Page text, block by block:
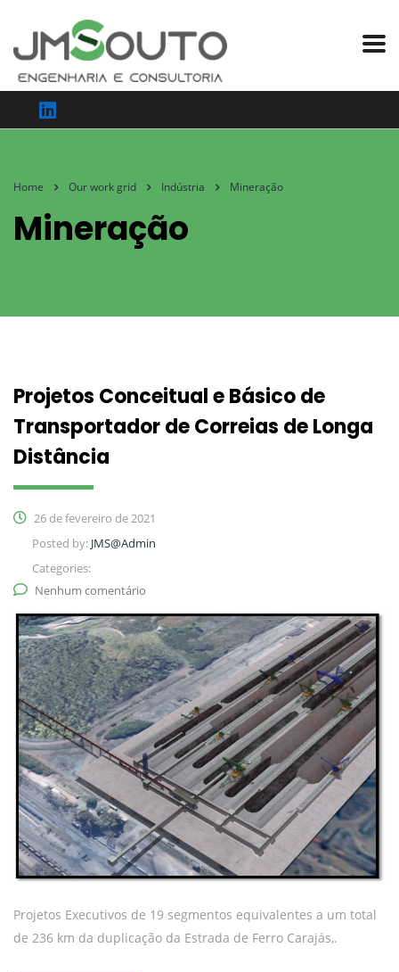
Home Our work grid Indústria Mineração
Mineração
Projetos Conceitual e Básico de
Transportador de Correias de Longa
Distância
26 de fevereiro de 2021
Posted by: JMS@Admin
Categories:
Nenhum comentário
Projetos Executivos de 19 segmentos equivalentes a um total
de 236 km da duplicação da Estrada de Ferro Carajás,.